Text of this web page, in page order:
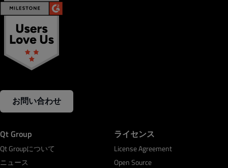
お問い合わせ
Qt Group
Qt Groupについて
ニュース
ライセンス
License Agreement
Open Source